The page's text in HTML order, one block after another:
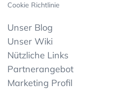
Cookie Richtlinie
Unser Blog
Unser Wiki
Nützliche Links
Partnerangebot
Marketing Profil